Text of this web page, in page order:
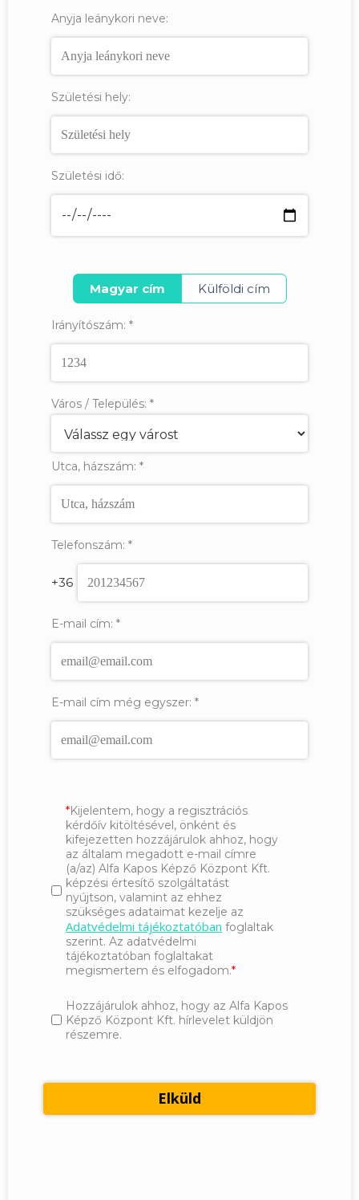
Anyja leánykori neve:
Születési hely:
Születési idő:
Magyar cím Külföldi cím
Irányítószám: *
Város / Település: *
Utca, házszám: *
Telefonszám: *
+36
E-mail cím: *
E-mail cím még egyszer: *
Kijelentem, hogy a regisztrációs
kérdőív kitöltésével, önként és
kifejezetten hozzájárulok ahhoz, hogy
az általam megadott e-mail címre
(a/az) Alfa Kapos Képző Központ Kft.
képzési értesítő szolgáltatást
nyújtson, valamint az ehhez
szükséges adataimat kezelje az
Adatvédelmi tájékoztatóban foglaltak
szerint. Az adatvédelmi
tájékoztatóban foglaltakat
megismertem és elfogadom.
Hozzájárulok ahhoz, hogy az Alfa Kapos
Képző Központ Kft. hírlevelet küldjön
részemre.